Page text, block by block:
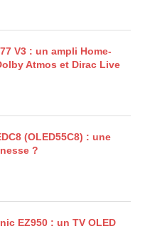
V3 : un ampli Home-
Atmos et Dirac Live
(OLED55C8) : une
?
EZ950 : un TV OLED